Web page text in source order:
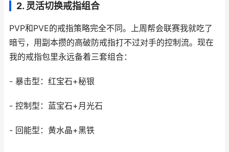
2. 灵活切换戒指组合
PVP和PVE的戒指策略完全不同。上周帮会联赛我就吃了
暗亏，用副本攒的高破防戒指打不过对手的控制流。现在
我的戒指包里永远备着三套组合：
- 暴击型：红宝石+秘银
- 控制型：蓝宝石+月光石
- 回能型：黄水晶+黑铁